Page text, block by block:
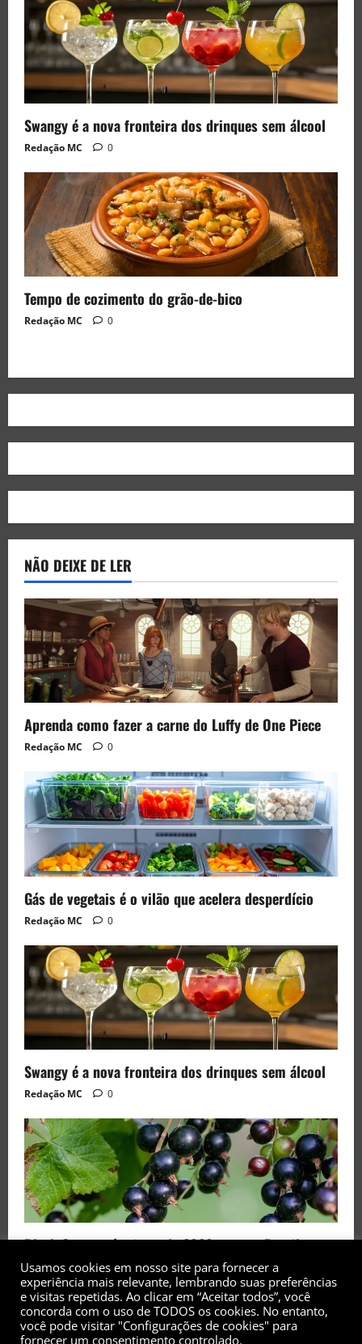
Swangy é a nova fronteira dos drinques sem álcool
Redação MC 0
Tempo de cozimento do grão-de-bico
Redação MC 0
NÃO DEIXE DE LER
Aprenda como fazer a carne do Luffy de One Piece
Redação MC 0
Gás de vegetais é o vilão que acelera desperdício
Redação MC 0
Swangy é a nova fronteira dos drinques sem álcool
Redação MC 0
Black Currant é a fruta de 2026 rara no Brasil
Redação MC 0
Usamos cookies em nosso site para fornecer a
experiência mais relevante, lembrando suas preferências
e visitas repetidas. Ao clicar em “Aceitar todos”, você
concorda com o uso de TODOS os cookies. No entanto,
você pode visitar "Configurações de cookies" para
fornecer um consentimento controlado.